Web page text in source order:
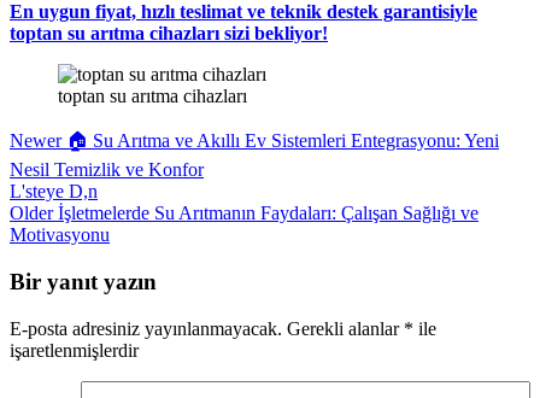
En uygun fiyat, hızlı teslimat ve teknik destek garantisiyle
toptan su arıtma cihazları sizi bekliyor!
toptan su arıtma cihazları
Newer 🏠 Su Arıtma ve Akıllı Ev Sistemleri Entegrasyonu: Yeni
Nesil Temizlik ve Konfor
L'steye D,n
Older İşletmelerde Su Arıtmanın Faydaları: Çalışan Sağlığı ve
Motivasyonu
Bir yanıt yazın
E-posta adresiniz yayınlanmayacak. Gerekli alanlar * ile
işaretlenmişlerdir